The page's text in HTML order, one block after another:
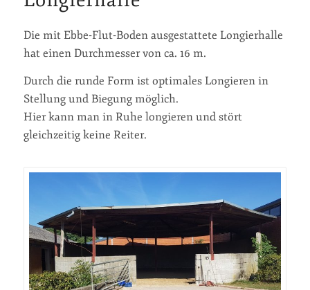
Die mit Ebbe-Flut-Boden ausgestattete Longierhalle
hat einen Durchmesser von ca. 16 m.
Durch die runde Form ist optimales Longieren in
Stellung und Biegung möglich.
Hier kann man in Ruhe longieren und stört
gleichzeitig keine Reiter.